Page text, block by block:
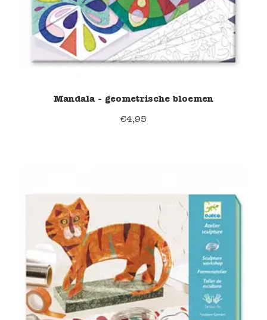
Mandala - geometrische bloemen
€4,95